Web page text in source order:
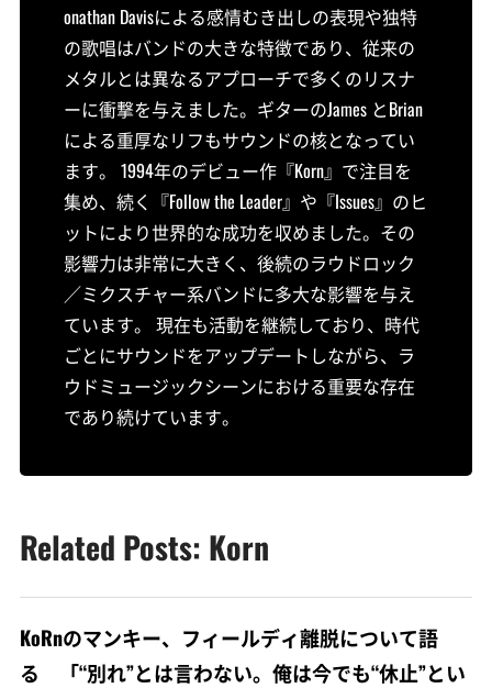
onathan Davisによる感情むき出しの表現や独特
の歌唱はバンドの大きな特徴であり、従来の
メタルとは異なるアプローチで多くのリスナ
ーに衝撃を与えました。ギターのJames とBrian
による重厚なリフもサウンドの核となってい
ます。 1994年のデビュー作『Korn』で注目を
集め、続く『Follow the Leader』や『Issues』のヒ
ットにより世界的な成功を収めました。その
影響力は非常に大きく、後続のラウドロック
／ミクスチャー系バンドに多大な影響を与え
ています。 現在も活動を継続しており、時代
ごとにサウンドをアップデートしながら、ラ
ウドミュージックシーンにおける重要な存在
であり続けています。
Related Posts: Korn
KoRnのマンキー、フィールディ離脱について語
る 「“別れ”とは言わない。俺は今でも“休止”とい